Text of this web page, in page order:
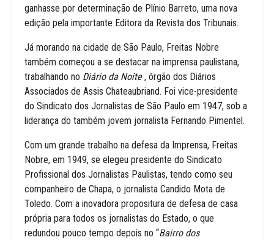
ganhasse por determinação de Plínio Barreto, uma nova
edição pela importante Editora da Revista dos Tribunais.
Já morando na cidade de São Paulo, Freitas Nobre
também começou a se destacar na imprensa paulistana,
trabalhando no Diário da Noite, órgão dos Diários
Associados de Assis Chateaubriand. Foi vice-presidente
do Sindicato dos Jornalistas de São Paulo em 1947, sob a
liderança do também jovem jornalista Fernando Pimentel.
Com um grande trabalho na defesa da Imprensa, Freitas
Nobre, em 1949, se elegeu presidente do Sindicato
Profissional dos Jornalistas Paulistas, tendo como seu
companheiro de Chapa, o jornalista Candido Mota de
Toledo. Com a inovadora propositura de defesa de casa
própria para todos os jornalistas do Estado, o que
redundou pouco tempo depois no “Bairro dos